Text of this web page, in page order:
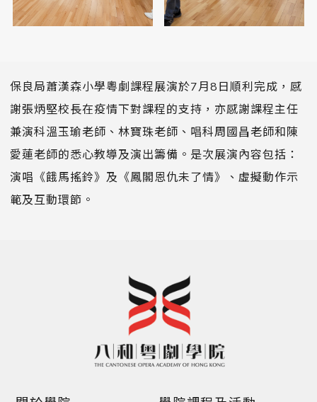
保良局蕭漢森小學粵劇課程展演於7月8日順利完成，感
謝張炳堅校長在疫情下對課程的支持，亦感謝課程主任
兼演科溫玉瑜老師、林寶珠老師、唱科周國昌老師和陳
愛蓮老師的悉心教導及演出籌備。是次展演內容包括：
演唱《餓馬搖鈴》及《鳳閣恩仇未了情》、虛擬動作示
範及互動環節。